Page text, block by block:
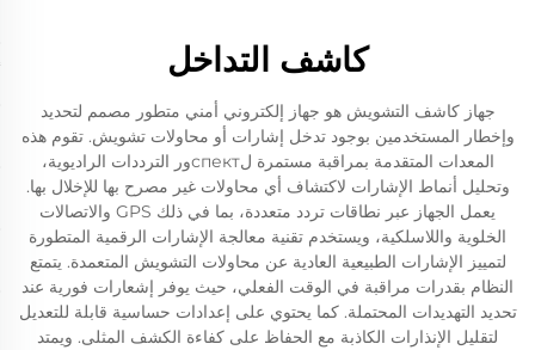
كاشف التداخل
جهاز كاشف التشويش هو جهاز إلكتروني أمني متطور مصمم لتحديد
وإخطار المستخدمين بوجود تدخل إشارات أو محاولات تشويش. تقوم هذه
المعدات المتقدمة بمراقبة مستمرة لспектور الترددات الراديوية،
وتحليل أنماط الإشارات لاكتشاف أي محاولات غير مصرح بها للإخلال بها.
يعمل الجهاز عبر نطاقات تردد متعددة، بما في ذلك GPS والاتصالات
الخلوية واللاسلكية، ويستخدم تقنية معالجة الإشارات الرقمية المتطورة
لتمييز الإشارات الطبيعية العادية عن محاولات التشويش المتعمدة. يتمتع
النظام بقدرات مراقبة في الوقت الفعلي، حيث يوفر إشعارات فورية عند
تحديد التهديدات المحتملة. كما يحتوي على إعدادات حساسية قابلة للتعديل
لتقليل الإنذارات الكاذبة مع الحفاظ على كفاءة الكشف المثلى. ويمتد